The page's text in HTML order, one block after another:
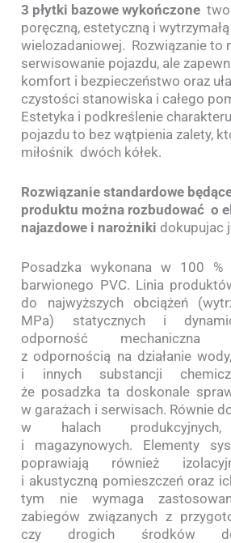
3 płytki bazowe wykończone
poręczną, estetyczną i
wielozadaniowej. Rozwiązanie to
serwisowanie pojazdu, ale
komfort i bezpieczeństwo oraz
czystości stanowiska i całego
Estetyka i podkreślenie
pojazdu to bez wątpienia zalety,
miłośnik dwóch kółek.
Rozwiązanie standardowe
produktu można rozbudować o
najazdowe i narożniki dokupujac
Posadzka wykonana w 100
barwionego PVC. Linia
do najwyższych obciążeń
MPa) statycznych i
odporność mechaniczna
z odpornością na działanie
i innych substancji
że posadzka ta doskonale
w garażach i serwisach. Równie
w halach produkcyjnych,
i magazynowych. Elementy
poprawiają również
i akustyczną pomieszczeń oraz
tym nie wymaga
zabiegów związanych z
czy drogich środków